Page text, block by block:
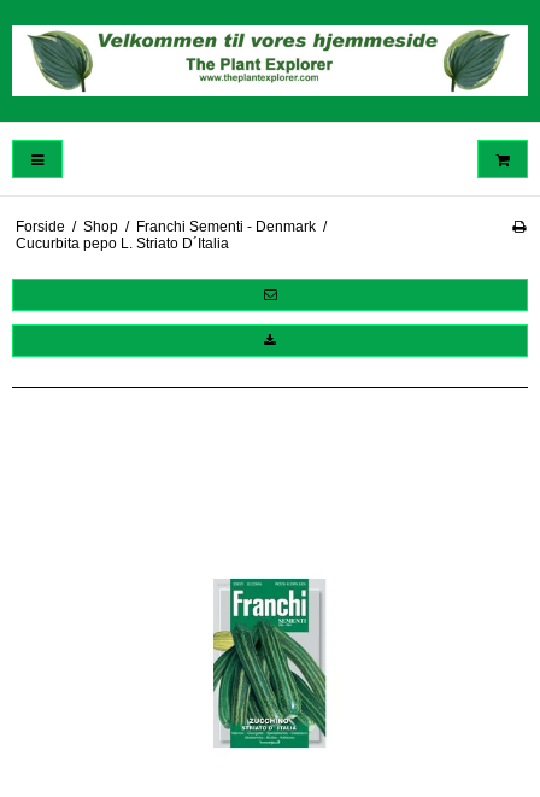
Forside / Shop / Franchi Sementi - Denmark /
Cucurbita pepo L. Striato D´Italia